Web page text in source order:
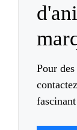
Pour